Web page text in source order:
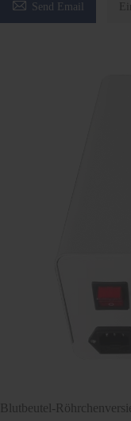
 Send Email
Blutbeutel-